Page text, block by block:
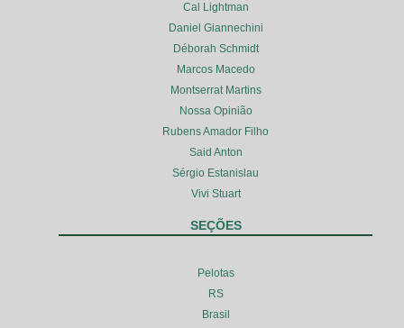
Cal Lightman
Daniel Giannechini
Déborah Schmidt
Marcos Macedo
Montserrat Martins
Nossa Opinião
Rubens Amador Filho
Said Anton
Sérgio Estanislau
Vivi Stuart
SEÇÕES
Pelotas
RS
Brasil